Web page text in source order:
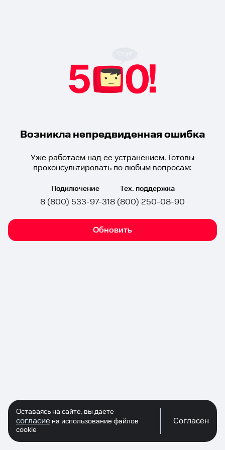
Возникла непредвиденная ошибка
Уже работаем над ее устранением. Готовы
проконсультировать по любым вопросам:
Подключение
8 (800) 533-97-31
Тех. поддержка
8 (800) 250-08-90
Обновить
Оставаясь на сайте, вы даете
согласие на использование файлов
cookie
Согласен